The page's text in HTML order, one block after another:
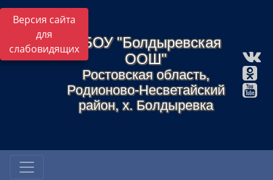
Версия сайта
для
слабовидящихМБОУ "Болдыревская
ООШ"
Ростовская область,
Родионово-Несветайский
район, х. Болдыревка